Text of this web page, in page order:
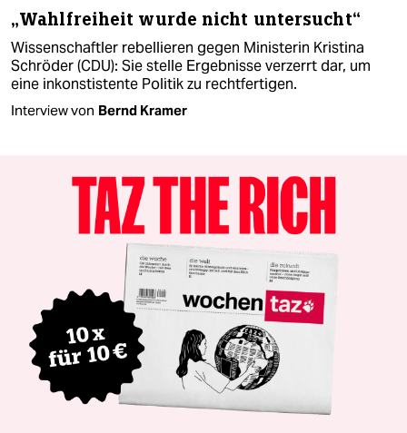
„Wahlfreiheit wurde nicht untersucht“
Wissenschaftler rebellieren gegen Ministerin Kristina
Schröder (CDU): Sie stelle Ergebnisse verzerrt dar, um
eine inkonstistente Politik zu rechtfertigen.
Interview von Bernd Kramer